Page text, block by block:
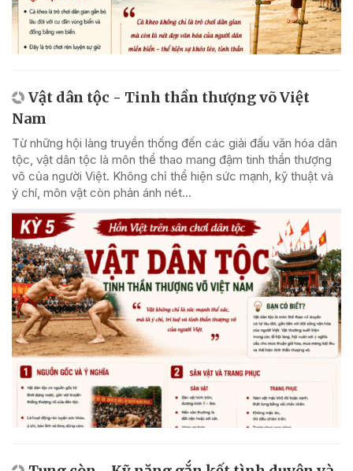
Vật dân tộc - Tinh thần thượng võ Việt
Nam
Từ những hội làng truyền thống đến các giải đấu văn hóa dân
tộc, vật dân tộc là môn thể thao mang đậm tinh thần thượng
võ của người Việt. Không chỉ thể hiện sức mạnh, kỹ thuật và
ý chí, môn vật còn phản ánh nét...